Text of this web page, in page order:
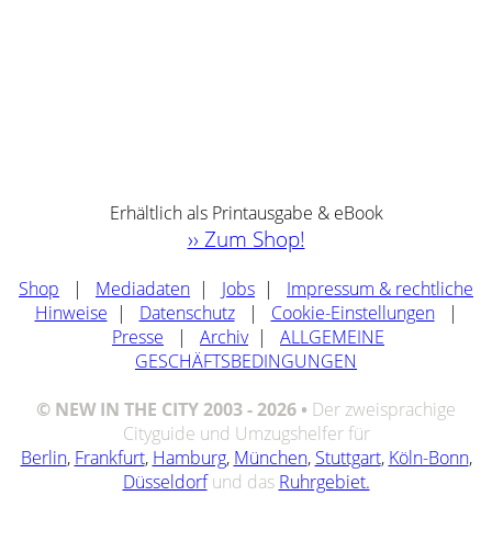
Erhältlich als Printausgabe & eBook
›› Zum Shop!
Shop | Mediadaten | Jobs | Impressum & rechtliche
Hinweise | Datenschutz | Cookie-Einstellungen
|
Presse | Archiv | ALLGEMEINE
GESCHÄFTSBEDINGUNGEN
© NEW IN THE CITY 2003 - 2026 • Der zweisprachige
Cityguide und Umzugshelfer für
Berlin, Frankfurt, Hamburg, München, Stuttgart, Köln-Bonn,
Düsseldorf und das Ruhrgebiet.